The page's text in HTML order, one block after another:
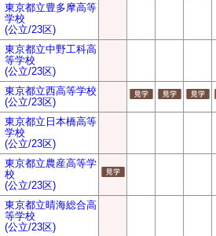
東京都立豊多摩高等
学校
(公立/23区)
東京都立中野工科高
等学校
(公立/23区)
東京都立西高等学校
(公立/23区)
東京都立日本橋高等
学校
(公立/23区)
東京都立農産高等学
校
(公立/23区)
東京都立晴海総合高
等学校
(公立/23区)